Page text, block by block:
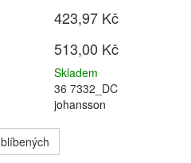
423,97 Kč
513,00 Kč
Skladem
36 7332_DC
johansson